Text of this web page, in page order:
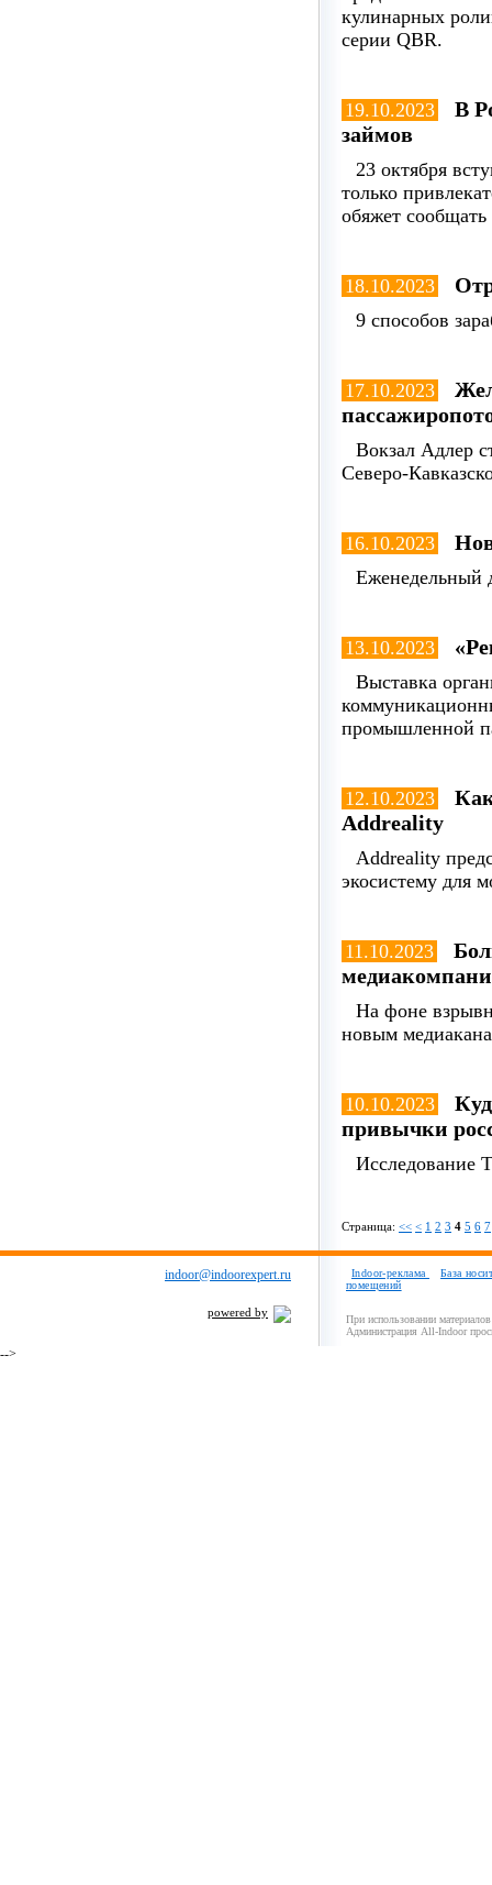
кулинарных
серии QBR.
19.10.2023
В
займов
23 октября
только
обяжет
18.10.2023
9 способов
17.10.2023
Вокзал Адлер
Северо-
16.10.2023
Еженедельный
13.10.2023
Выставка
промышленной
12.10.2023
Addreality
Addreality
экосистему для
11.10.2023
На фоне
новым
10.10.2023
привычки
Исследование
Страница: << < 1 2 3 4 5 6 7
indoor@indoorexpert.ru
powered by
Indoor-реклама
База
помещений
При использовании
Администрация All-Indoor
-->